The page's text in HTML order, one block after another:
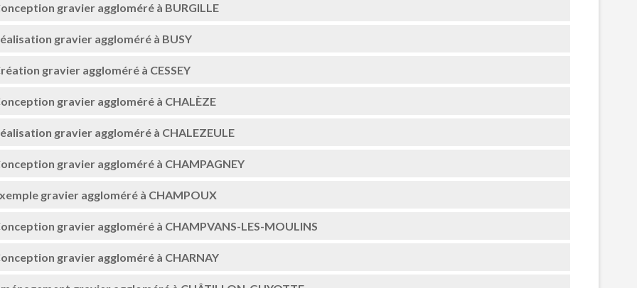
gravier aggloméré à BURGILLE
gravier aggloméré à BUSY
gravier aggloméré à CESSEY
gravier aggloméré à CHALÈZE
gravier aggloméré à CHALEZEULE
gravier aggloméré à CHAMPAGNEY
gravier aggloméré à CHAMPOUX
gravier aggloméré à CHAMPVANS-LES-MOULINS
gravier aggloméré à CHARNAY